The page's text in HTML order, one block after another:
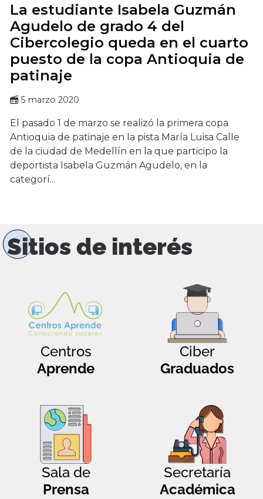
La estudiante Isabela Guzmán
Agudelo de grado 4 del
Cibercolegio queda en el cuarto
puesto de la copa Antioquia de
patinaje
5 marzo 2020
El pasado 1 de marzo se realizó la primera copa
Antioquia de patinaje en la pista María Luisa Calle
de la ciudad de Medellín en la que participo la
deportista Isabela Guzmán Agudelo, en la
categorí...
Sitios de interés
Centros
Aprende
Ciber
Graduados
Sala de
Prensa
Secretaría
Académica